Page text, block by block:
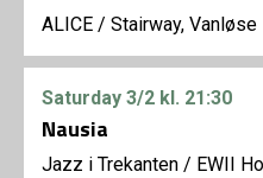
ALICE / Stairway, Vanløse
Saturday 3/2 kl. 21:30
Nausia
Jazz i Trekanten / EWII